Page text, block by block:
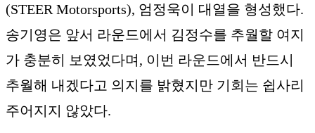
(STEER Motorsports), 엄정욱이 대열을 형성했다.
송기영은 앞서 라운드에서 김정수를 추월할 여지
가 충분히 보였었다며, 이번 라운드에서 반드시
추월해 내겠다고 의지를 밝혔지만 기회는 쉽사리
주어지지 않았다.